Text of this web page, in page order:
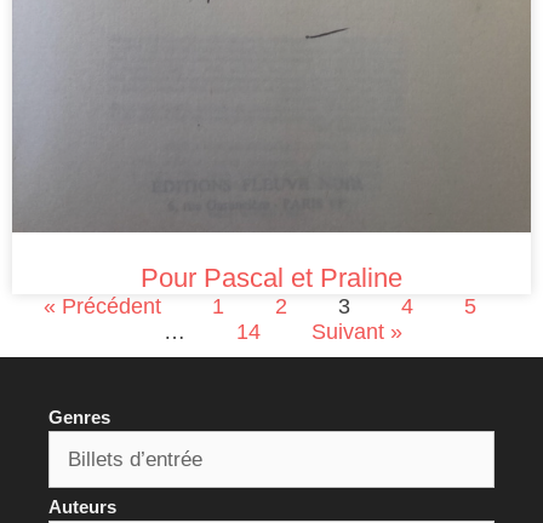
Pour Pascal et Praline
« Précédent 1 2 3 4
5
…
14 Suivant »
Genres
Auteurs